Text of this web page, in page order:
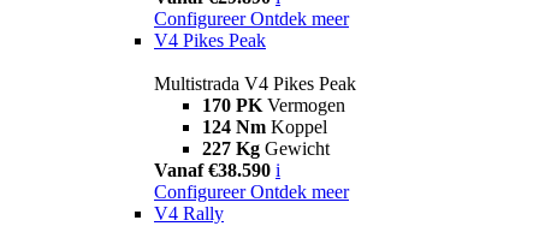
Configureer Ontdek meer
V4 Pikes Peak
Multistrada V4 Pikes Peak
170 PK Vermogen
124 Nm Koppel
227 Kg Gewicht
Vanaf €38.590 i
Configureer Ontdek meer
V4 Rally